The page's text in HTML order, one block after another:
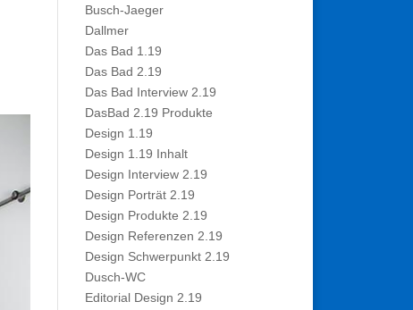
Busch-Jaeger
Dallmer
Das Bad 1.19
Das Bad 2.19
Das Bad Interview 2.19
DasBad 2.19 Produkte
Design 1.19
Design 1.19 Inhalt
Design Interview 2.19
Design Porträt 2.19
Design Produkte 2.19
Design Referenzen 2.19
Design Schwerpunkt 2.19
Dusch-WC
Editorial Design 2.19